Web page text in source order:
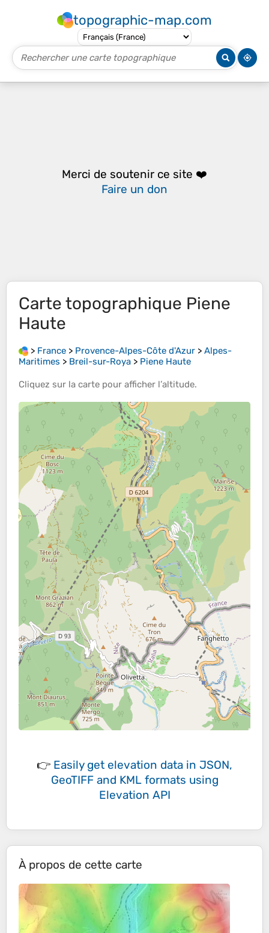
topographic-map.com
Merci de soutenir ce site ❤️
Faire un don
Carte topographique Piene
Haute
> France > Provence-Alpes-Côte d'Azur > Alpes-
Maritimes > Breil-sur-Roya > Piene Haute
Cliquez sur la carte pour afficher l’altitude.
👉 Easily get elevation data in JSON,
GeoTIFF and KML formats using
Elevation API
À propos de cette carte